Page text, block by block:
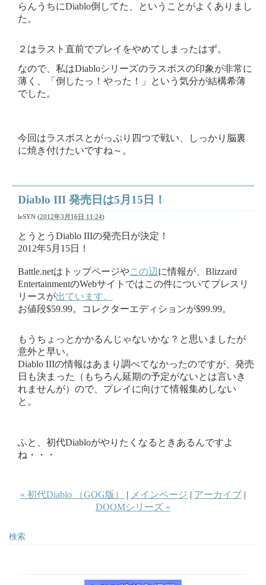
らんうちにDiablo倒してた、ということがよくありまし
た。
２はラスト直前でプレイをやめてしまったはず。
なので、私はDiabloシリーズのラスボスの印象が非常に
薄く、「倒したっ！やった！」という気分が結構希薄
でした。
今回はラスボスとがっぷり四つで戦い、しっかり脳裏
に焼き付けたいですね～。
Diablo III 発売日は5月15日！
leSYN (2012年3月16日 11:24)
とうとうDiablo IIIの発売日が決定！
2012年5月15日！
Battle.netはトップページやこの辺 に情報が、Blizzard
EntertainmentのWebサイトではこの件についてプレスリ
リースが出ています。
お値段$59.99。コレクターエディションが$99.99。
もうちょっとかかるんじゃないかな？と思いましたが
意外と早い。
Diablo IIIの情報はあまり調べてなかったのですが、発売
日も決まった（もちろん延期の予定がないとは言いき
れませんが）ので、プレイに向けて情報集めしない
と。
ふと、初代Diabloがやりたくなるときあるんですよ
ね・・・
« 初代Diablo （GOG版） | メインページ | アーカイブ |
DOOMシリーズ »
検索